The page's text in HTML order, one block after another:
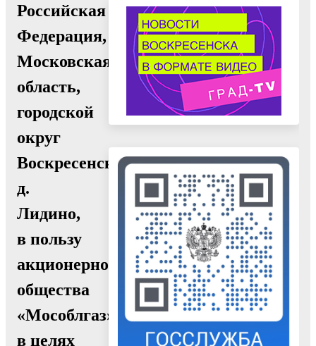
Российская
Федерация,
Московская
область,
городской
округ
Воскресенск,
д.
Лидино,
в пользу
акционерного
общества
«Мособлгаз»
в целях